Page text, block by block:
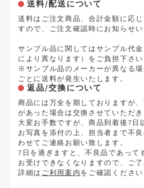
送料/配送について
送料はご注文商品、合計金額に応
すので、ご注文確認時にお知らせ
サンプル品に関してはサンプル代
により異なります）をご負担下さい
※サンプル品のメーカーが異なる
ごとに送料が発生いたします。
返品/交換について
商品には万全を期しておりますが
があった場合は交換させていただき
大変お手数ですが、商品到着後7日
お写真を添付の上、担当者まで不
わせてご連絡お願い致します。
7日を過ぎますと、不良品であって
お受けできなくなりますので、ご了
詳細は ご利用案内をご確認ください